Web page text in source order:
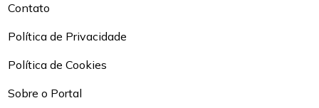
Contato
Política de Privacidade
Política de Cookies
Sobre o Portal